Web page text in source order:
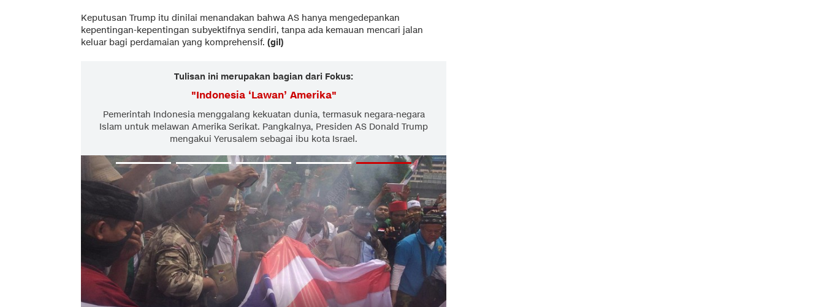
Keputusan Trump itu dinilai menandakan bahwa AS hanya mengedepankan
kepentingan-kepentingan subyektifnya sendiri, tanpa ada kemauan mencari jalan
keluar bagi perdamaian yang komprehensif. (gil)
Tulisan ini merupakan bagian dari Fokus:
"Indonesia ‘Lawan’ Amerika"
Pemerintah Indonesia menggalang kekuatan dunia, termasuk negara-negara
Islam untuk melawan Amerika Serikat. Pangkalnya, Presiden AS Donald Trump
mengakui Yerusalem sebagai ibu kota Israel.